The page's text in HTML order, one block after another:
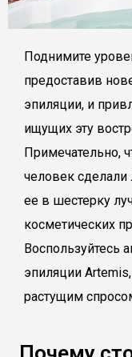
Поднимите
предоставив
эпиляции, и
ищущих эту
Примечательно,
человек сделали
ее в шестерку
косметических
Воспользуйтесь
эпиляции
растущим